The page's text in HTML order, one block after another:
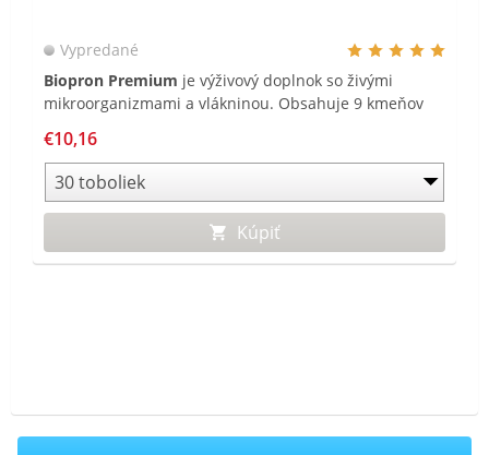
Vypredané
Biopron Premium je výživový doplnok so živými
mikroorganizmami a vlákninou. Obsahuje 9 kmeňov
a je obohatený o fruktooligosacharidy a je vhodný pre
deti od 3 rokov a dospelých.
€10,16
Kúpiť